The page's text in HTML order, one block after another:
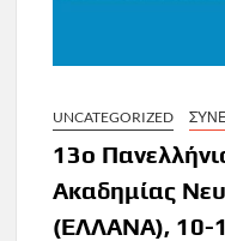
UNCATEGORIZED
13ο
Ακαδημίας
(ΕΛΛΑΝΑ), 10-